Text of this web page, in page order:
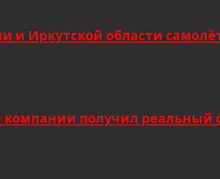
и Иркутской области
получил реальный